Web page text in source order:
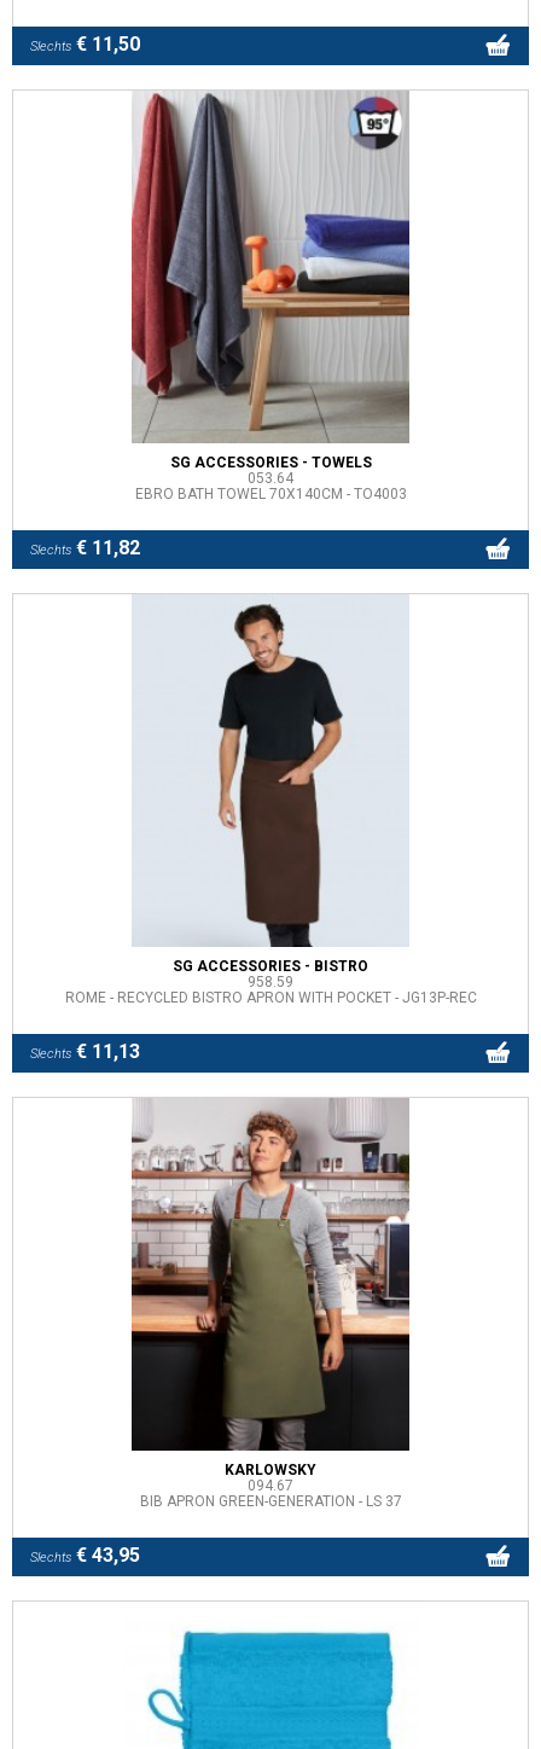
Slechts € 11,50
SG ACCESSORIES - TOWELS
053.64
EBRO BATH TOWEL 70X140CM - TO4003
Slechts € 11,82
SG ACCESSORIES - BISTRO
958.59
ROME - RECYCLED BISTRO APRON WITH POCKET - JG13P-REC
Slechts € 11,13
KARLOWSKY
094.67
BIB APRON GREEN-GENERATION - LS 37
Slechts € 43,95